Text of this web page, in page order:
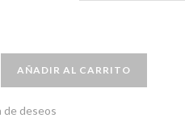
AÑADIR AL CARRITO
de deseos